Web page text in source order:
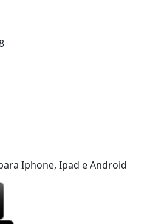
Iphone, Ipad e Android